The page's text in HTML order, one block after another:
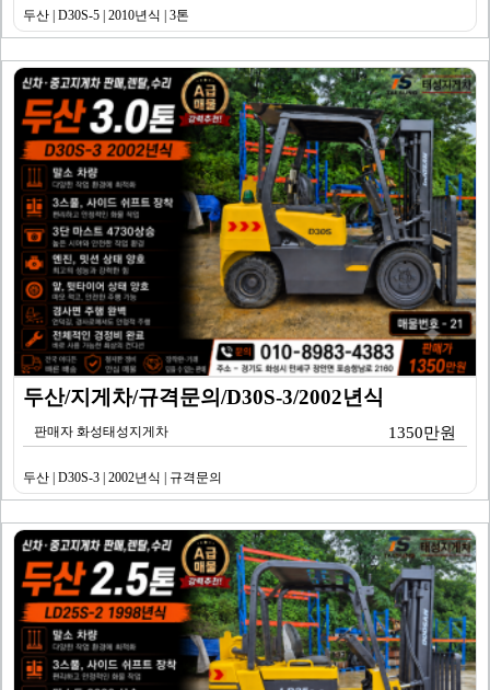
두산 | D30S-5 | 2010년식 | 3톤
두산/지게차/규격문의/D30S-3/2002년식
판매자 화성태성지게차 1350만원
두산 | D30S-3 | 2002년식 | 규격문의